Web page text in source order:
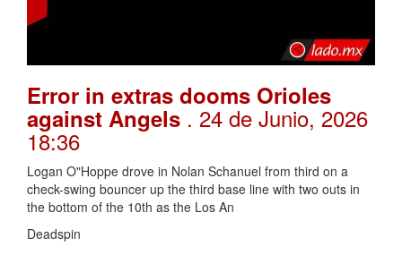
Error in extras dooms Orioles
against Angels . 24 de Junio, 2026
18:36
Logan O"Hoppe drove in Nolan Schanuel from third on a
check-swing bouncer up the third base line with two outs in
the bottom of the 10th as the Los An
Deadspin